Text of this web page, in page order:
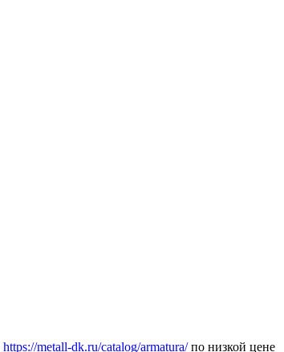
https://metall-dk.ru/catalog/armatura/по низкой цене